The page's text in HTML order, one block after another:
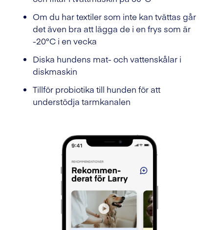
Om du har textiler som inte kan tvättas går
det även bra att lägga de i en frys som är
-20°C i en vecka
Diska hundens mat- och vattenskålar i
diskmaskin
Tillför probiotika till hunden för att
understödja tarmkanalen